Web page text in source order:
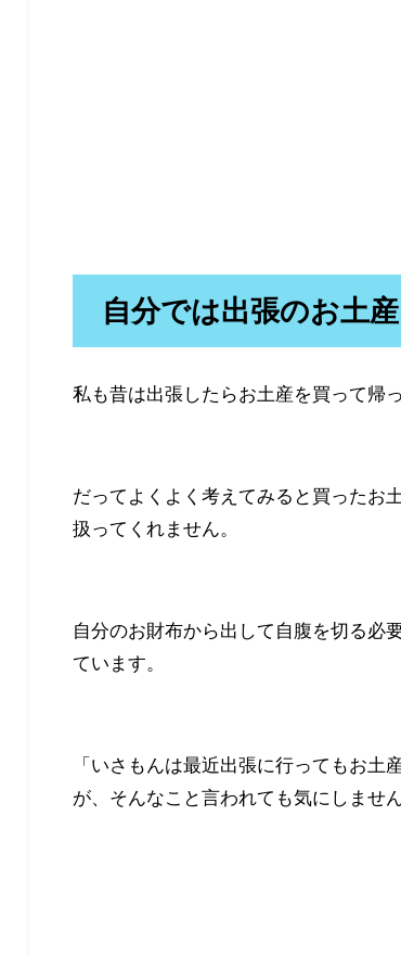
自分では出張のお土
私も昔は出張したらお土産を買って帰
だってよくよく考えてみると買ったお
扱ってくれません。
自分のお財布から出して自腹を切る必
ています。
「いさもんは最近出張に行ってもお
が、そんなこと言われても気にしませ